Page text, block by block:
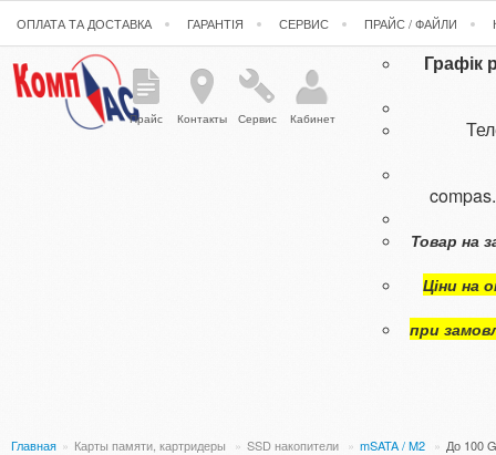
ОПЛАТА ТА ДОСТАВКА ГАРАНТІЯ СЕРВИС ПРАЙС / ФАЙЛИ
Прайс Контакты Сервис Кабинет
Графік
Товар на
Ціни на
при
Главная » Карты памяти, картридеры » SSD накопители » mSATA / M2 » До 100